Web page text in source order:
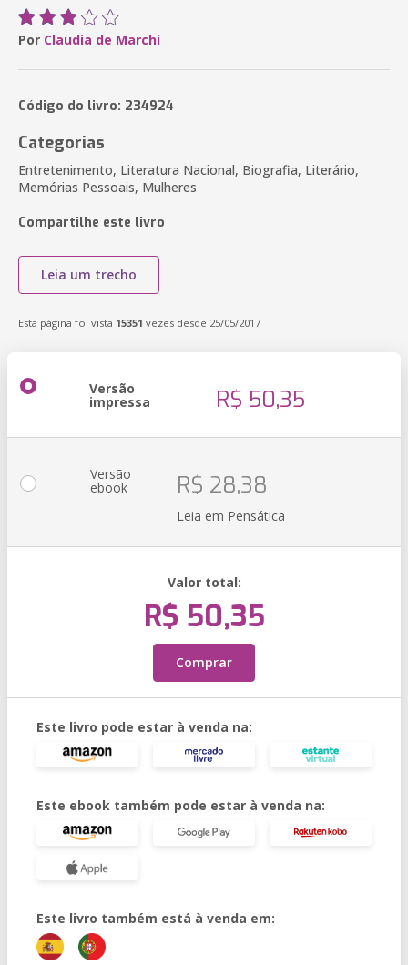
Por Claudia de Marchi
Código do livro: 234924
Categorias
Entretenimento, Literatura Nacional, Biografia, Literário,
Memórias Pessoais, Mulheres
Compartilhe este livro
Leia um trecho
Esta página foi vista 15351 vezes desde 25/05/2017
Versão
impressa R$ 50,35
Versão
ebook R$ 28,38
Leia em Pensática
Valor total:
R$ 50,35
Comprar
Este livro pode estar à venda na:
Este ebook também pode estar à venda na:
Este livro também está à venda em: